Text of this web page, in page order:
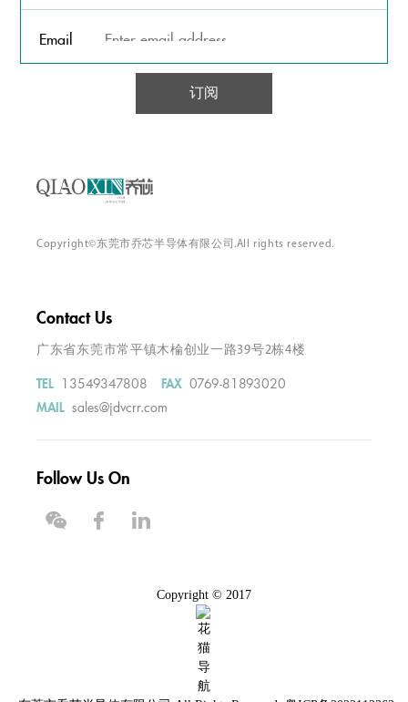
Email
订阅
Copyright©东莞市乔芯半导体有限公司.All rights reserved.
Contact Us
广东省东莞市常平镇木棆创业一路39号2栋4楼
TEL 13549347808 FAX 0769-81893020
MAIL sales@jdvcrr.com
Follow Us On
Copyright © 2017